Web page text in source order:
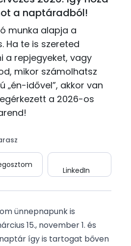
LinkedIn
a naptáradból!
munka alapja a
Ha te is szereted
a repjegyeket, vagy
mikor számolhatsz
„én-idővel”, akkor van
a 2026-os
ünnepnapunk is
15., november 1. és
így is tartogat bőven